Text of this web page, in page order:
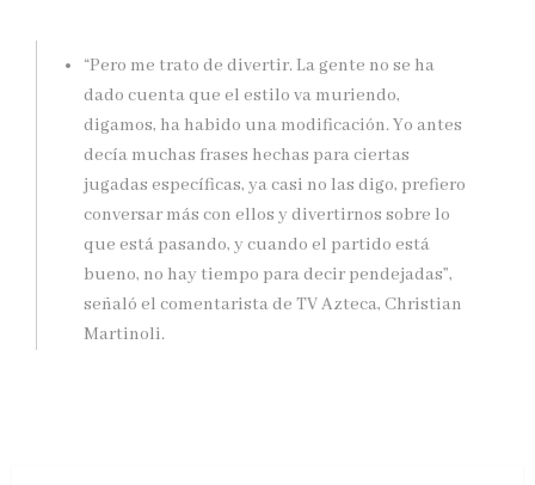
“Pero me trato de divertir. La gente no se ha
dado cuenta que el estilo va muriendo,
digamos, ha habido una modificación. Yo antes
decía muchas frases hechas para ciertas
jugadas específicas, ya casi no las digo, prefiero
conversar más con ellos y divertirnos sobre lo
que está pasando, y cuando el partido está
bueno, no hay tiempo para decir pendejadas”,
señaló el comentarista de TV Azteca, Christian
Martinoli.